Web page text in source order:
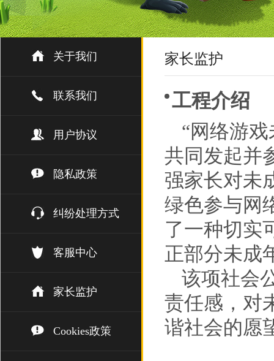
关于我们
联系我们
用户协议
隐私政策
纠纷处理方式
客服中心
家长监护
Cookies政策
家长监护
工程介绍
“网络游
共同发起并
强家长对未
绿色参与网
了一种切实
正部分未成
该项社会
责任感，对
谐社会的愿